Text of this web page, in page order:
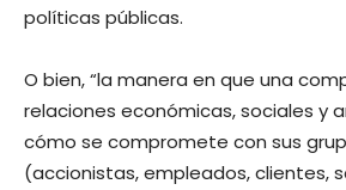
políticas públicas.
O bien, “la manera en que una
relaciones económicas, sociales y
cómo se compromete con sus
(accionistas, empleados, clientes,